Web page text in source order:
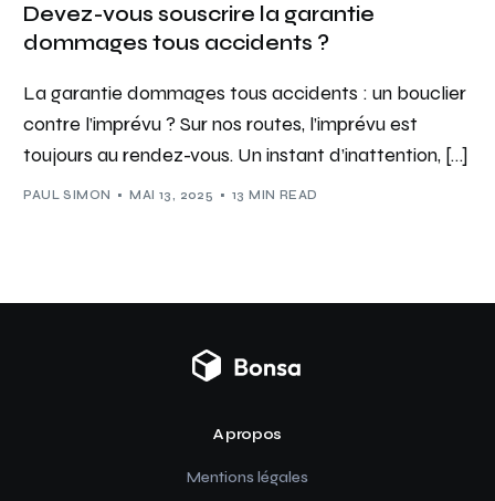
Devez-vous souscrire la garantie
dommages tous accidents ?
La garantie dommages tous accidents : un bouclier
contre l’imprévu ? Sur nos routes, l’imprévu est
toujours au rendez-vous. Un instant d’inattention, […]
PAUL SIMON MAI 13, 2025 13 MIN READ
A propos
Mentions légales